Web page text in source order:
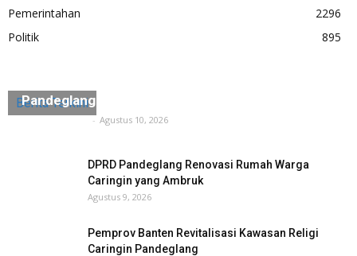
Pemerintahan
2296
Politik
895
Berita Terkini
Pandeglang Siap-Siap Dapat Sanksi Dari BGN
- Agustus 10, 2026
DPRD Pandeglang Renovasi Rumah Warga
Caringin yang Ambruk
Agustus 9, 2026
Pemprov Banten Revitalisasi Kawasan Religi
Caringin Pandeglang